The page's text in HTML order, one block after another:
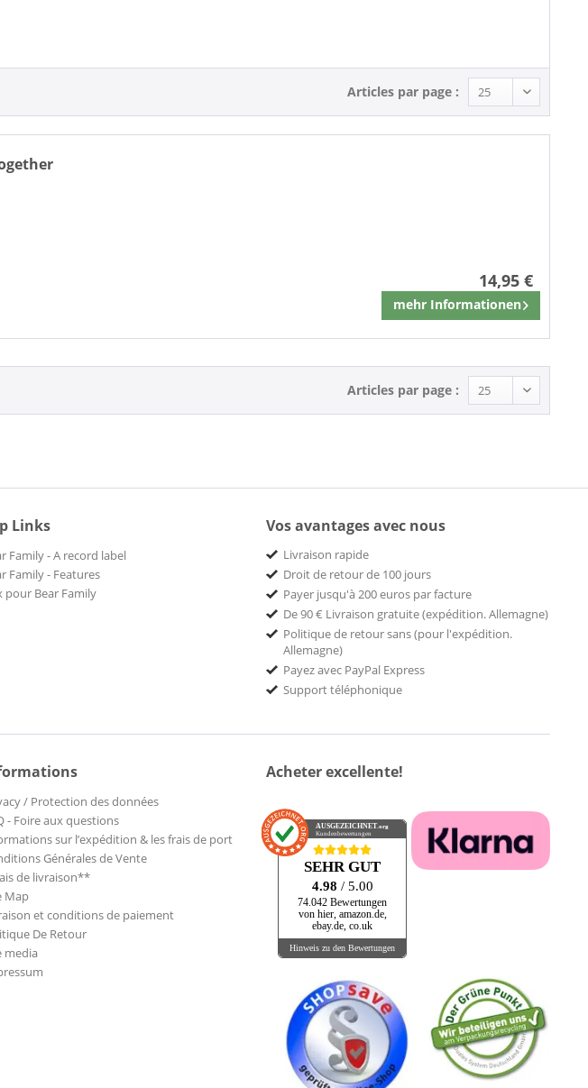
Articles par page :
14,95 €
mehr Informationen
Mémoriser
Articles par page :
Links
Family - A record label
Family - Features
pour Bear Family
Vos avantages avec nous
Livraison rapide
Droit de retour de 100 jours
Payer jusqu'à 200 euros par facture
De 90 € Livraison gratuite (expédition. Allemagne)
Politique de retour sans (pour l'expédition.
Allemagne)
Payez avec PayPal Express
Support téléphonique
/ Protection des données
- Foire aux questions
sur l’expédition & les frais de port
Générales de Vente
de livraison**
Map
et conditions de paiement
De Retour
media
Acheter excellente!
AUSGEZEICHNET .org
Kundenbewertungen
SEHR GUT
4.98 / 5.00
74.042 Bewertungen
von hier, amazon.de,
ebay.de, co.uk
Hinweis zu den Bewertungen